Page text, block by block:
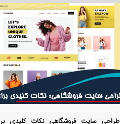
طراحی سایت فروشگاهی نکات کلیدی